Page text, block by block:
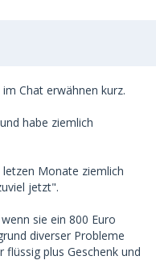
Chat erwähnen kurz.
habe ziemlich
Monate ziemlich
jetzt".
sie ein 800 Euro
diverser Probleme
plus Geschenk und